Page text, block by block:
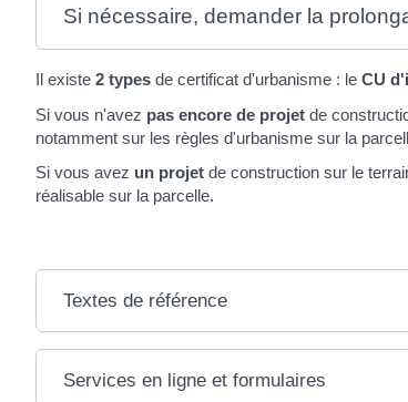
Si nécessaire, demander la
Il existe 2 types de certificat d'urbanisme : le CU
Si vous n'avez pas encore de projet de
notamment sur les règles d'urbanisme sur la
Si vous avez un projet de construction sur le
réalisable sur la parcelle.
Textes de référence
Services en ligne et formulaires